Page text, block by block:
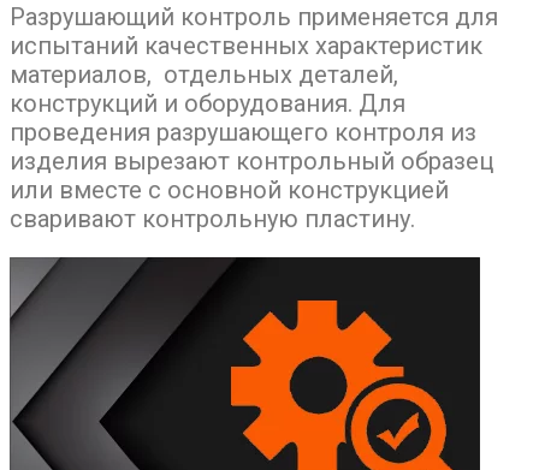
Разрушающий контроль применяется для
испытаний качественных характеристик
материалов, отдельных деталей,
конструкций и оборудования. Для
проведения разрушающего контроля из
изделия вырезают контрольный образец
или вместе с основной конструкцией
сваривают контрольную пластину.